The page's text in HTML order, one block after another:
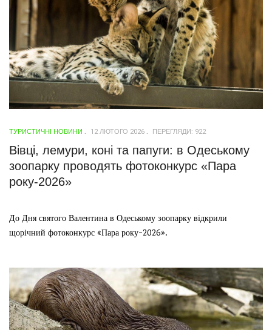
ТУРИСТИЧНІ НОВИНИ 12 ЛЮТОГО 2026 ПЕРЕГЛЯДИ: 922
Вівці, лемури, коні та папуги: в Одеському
зоопарку проводять фотоконкурс «Пара
року-2026»
До Дня святого Валентина в Одеському зоопарку відкрили
щорічний фотоконкурс «Пара року-2026».